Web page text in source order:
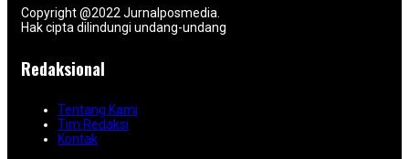
Copyright @2022 Jurnalposmedia.
Hak cipta dilindungi undang-undang
Redaksional
Tentang Kami
Tim Redaksi
Kontak